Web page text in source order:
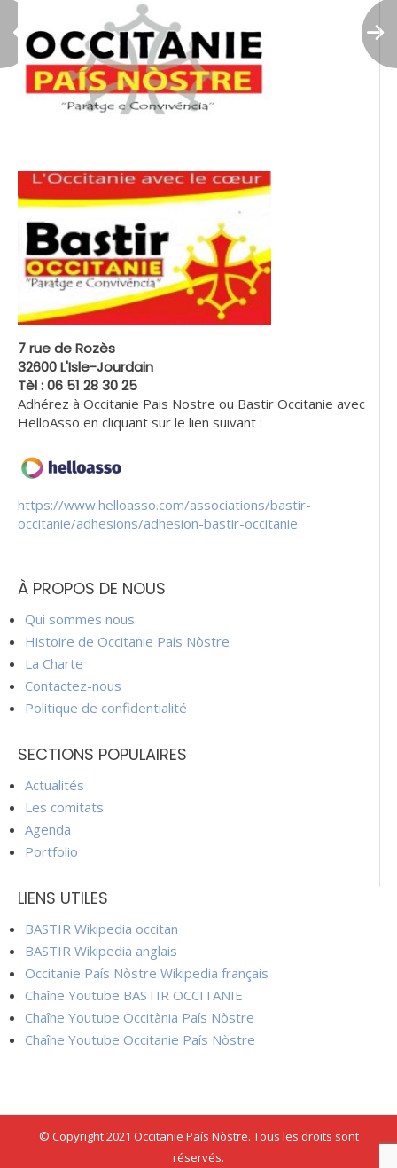
7 rue de Rozès
32600 L'Isle-Jourdain
Tèl : 06 51 28 30 25
Adhérez à Occitanie Pais Nostre ou Bastir Occitanie avec
HelloAsso en cliquant sur le lien suivant :
https://www.helloasso.com/associations/bastir-
occitanie/adhesions/adhesion-bastir-occitanie
À PROPOS DE NOUS
Qui sommes nous
Histoire de Occitanie País Nòstre
La Charte
Contactez-nous
Politique de confidentialité
SECTIONS POPULAIRES
Actualités
Les comitats
Agenda
Portfolio
LIENS UTILES
BASTIR Wikipedia occitan
BASTIR Wikipedia anglais
Occitanie País Nòstre Wikipedia français
Chaîne Youtube BASTIR OCCITANIE
Chaîne Youtube Occitània País Nòstre
Chaîne Youtube Occitanie País Nòstre
© Copyright 2021 Occitanie País Nòstre. Tous les droits sont
réservés.